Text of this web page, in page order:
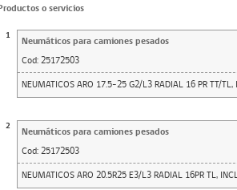
o servicios
1
Neumáticos para camiones pesados
Cod: 25172503
NEUMATICOS ARO 17.5-25 G2/L3 RADIAL 16 PR TT/TL,
2
Neumáticos para camiones pesados
Cod: 25172503
NEUMATICOS ARO 20.5R25 E3/L3 RADIAL 16PR TL,